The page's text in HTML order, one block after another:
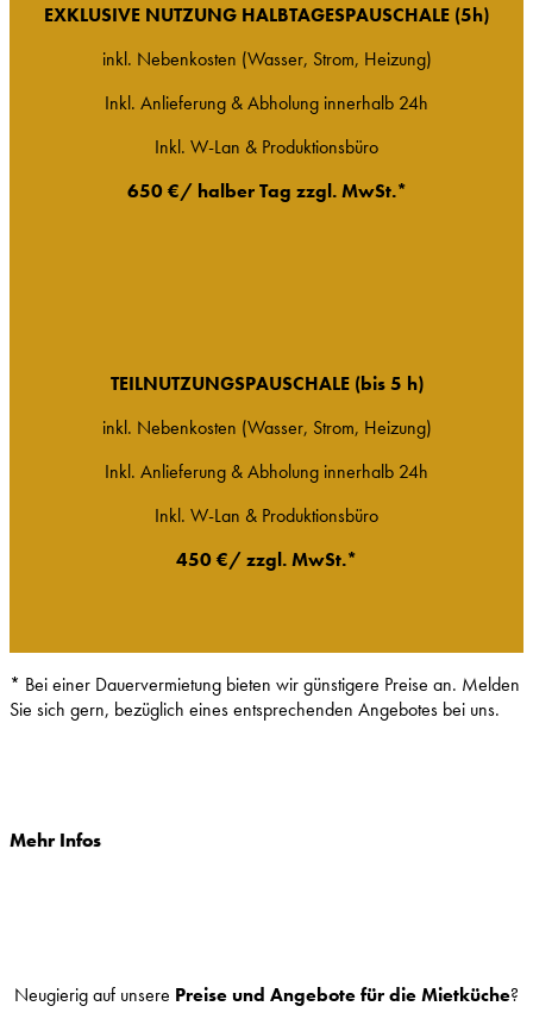
EXKLUSIVE NUTZUNG HALBTAGESPAUSCHALE (5h)
inkl. Nebenkosten (Wasser, Strom, Heizung)
Inkl. Anlieferung & Abholung innerhalb 24h
Inkl. W-Lan & Produktionsbüro
650 €/ halber Tag zzgl. MwSt.*
TEILNUTZUNGSPAUSCHALE (bis 5 h)
inkl. Nebenkosten (Wasser, Strom, Heizung)
Inkl. Anlieferung & Abholung innerhalb 24h
Inkl. W-Lan & Produktionsbüro
450 €/ zzgl. MwSt.*
* Bei einer Dauervermietung bieten wir günstigere Preise an. Melden
Sie sich gern, bezüglich eines entsprechenden Angebotes bei uns.
Mehr Infos
Neugierig auf unsere Preise und Angebote für die Mietküche?